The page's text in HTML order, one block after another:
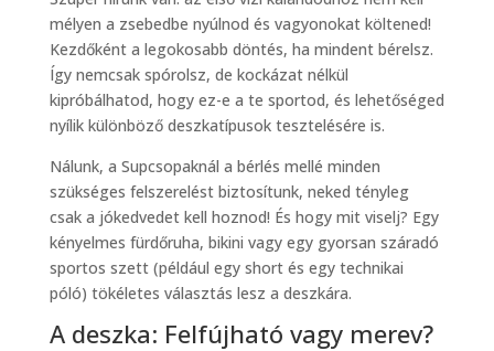
mélyen a zsebedbe nyúlnod és vagyonokat költened!
Kezdőként a legokosabb döntés, ha mindent bérelsz.
Így nemcsak spórolsz, de kockázat nélkül
kipróbálhatod, hogy ez-e a te sportod, és lehetőséged
nyílik különböző deszkatípusok tesztelésére is.
Nálunk, a Supcsopaknál a bérlés mellé minden
szükséges felszerelést biztosítunk, neked tényleg
csak a jókedvedet kell hoznod! És hogy mit viselj? Egy
kényelmes fürdőruha, bikini vagy egy gyorsan száradó
sportos szett (például egy short és egy technikai
póló) tökéletes választás lesz a deszkára.
A deszka: Felfújható vagy merev?